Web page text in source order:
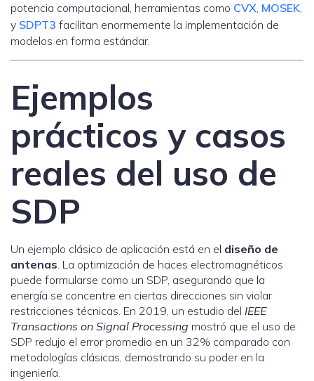
potencia computacional, herramientas como CVX, MOSEK,
y SDPT3 facilitan enormemente la implementación de
modelos en forma estándar.
Ejemplos
prácticos y casos
reales del uso de
SDP
Un ejemplo clásico de aplicación está en el diseño de
antenas. La optimización de haces electromagnéticos
puede formularse como un SDP, asegurando que la
energía se concentre en ciertas direcciones sin violar
restricciones técnicas. En 2019, un estudio del IEEE
Transactions on Signal Processing mostró que el uso de
SDP redujo el error promedio en un 32% comparado con
metodologías clásicas, demostrando su poder en la
ingeniería.